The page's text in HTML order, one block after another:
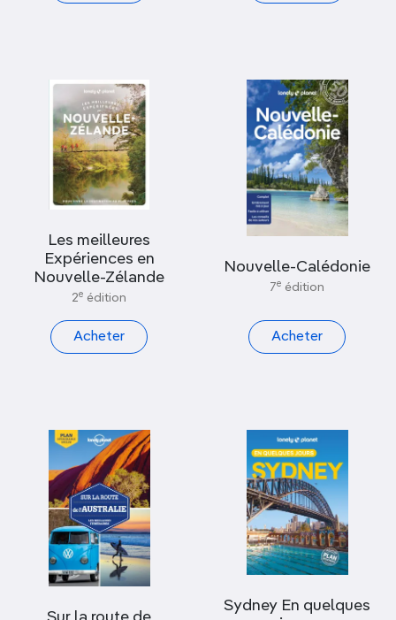
PAR CONTINENT
PAR PAYS
Les meilleures
Expériences en
Nouvelle-Zélande
2e édition
Acheter
Nouvelle-Calédonie
7e édition
Acheter
Sydney En quelques